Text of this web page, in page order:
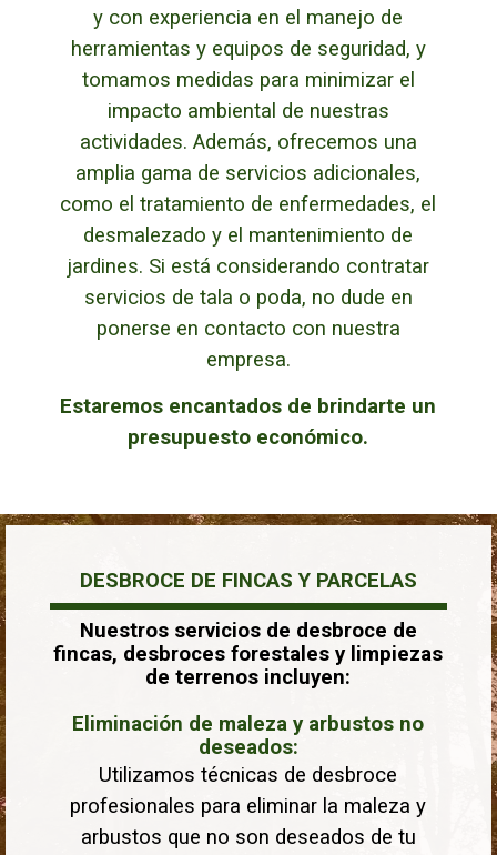
y con experiencia en el manejo de
herramientas y equipos de seguridad, y
tomamos medidas para minimizar el
impacto ambiental de nuestras
actividades. Además, ofrecemos una
amplia gama de servicios adicionales,
como el tratamiento de enfermedades, el
desmalezado y el mantenimiento de
jardines. Si está considerando contratar
servicios de tala o poda, no dude en
ponerse en contacto con nuestra
empresa.
Estaremos encantados de brindarte un
presupuesto económico.
DESBROCE DE FINCAS Y PARCELAS
Nuestros servicios de desbroce de
fincas, desbroces forestales y limpiezas
de terrenos incluyen:
Eliminación de maleza y arbustos no
deseados:
Utilizamos técnicas de desbroce
profesionales para eliminar la maleza y
arbustos que no son deseados de tu